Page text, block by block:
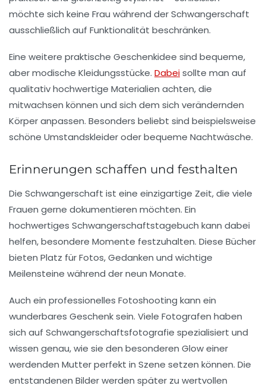
möchte sich keine Frau während der Schwangerschaft
ausschließlich auf Funktionalität beschränken.
Eine weitere praktische Geschenkidee sind bequeme,
aber modische Kleidungsstücke. Dabeisollte man auf
qualitativ hochwertige Materialien achten, die
mitwachsen können und sich dem sich verändernden
Körper anpassen. Besonders beliebt sind beispielsweise
schöne Umstandskleider oder bequeme Nachtwäsche.
Erinnerungen schaffen und festhalten
Die Schwangerschaft ist eine einzigartige Zeit, die viele
Frauen gerne dokumentieren möchten. Ein
hochwertiges Schwangerschaftstagebuch kann dabei
helfen, besondere Momente festzuhalten. Diese Bücher
bieten Platz für Fotos, Gedanken und wichtige
Meilensteine während der neun Monate.
Auch ein professionelles Fotoshooting kann ein
wunderbares Geschenk sein. Viele Fotografen haben
sich auf Schwangerschaftsfotografie spezialisiert und
wissen genau, wie sie den besonderen Glow einer
werdenden Mutter perfekt in Szene setzen können. Die
entstandenen Bilder werden später zu wertvollen